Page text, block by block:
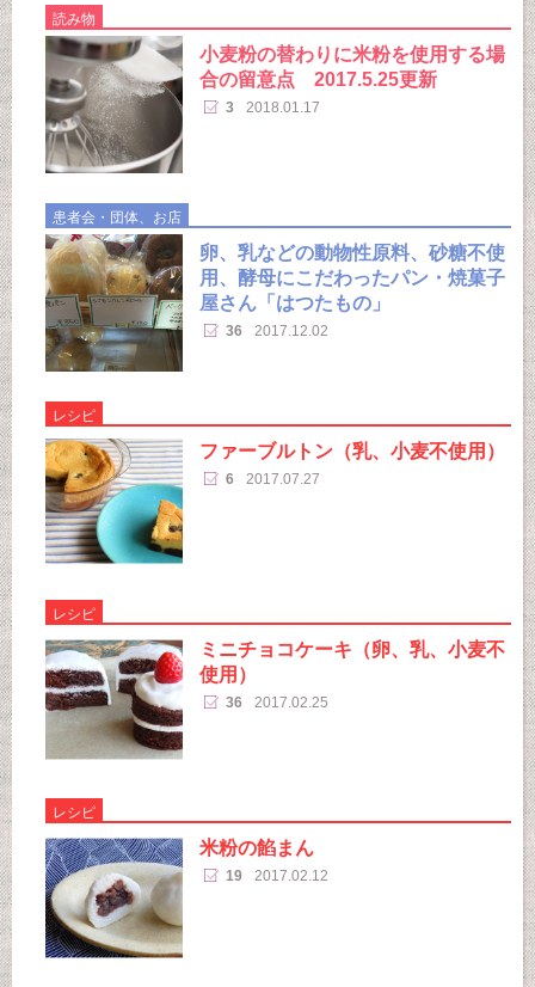
読み物
小麦粉の替わりに米粉を使用する場
合の留意点 2017.5.25更新
3 2018.01.17
患者会・団体、お店
卵、乳などの動物性原料、砂糖不使
用、酵母にこだわったパン・焼菓子
屋さん「はつたもの」
36 2017.12.02
レシピ
ファーブルトン（乳、小麦不使用）
6 2017.07.27
レシピ
ミニチョコケーキ（卵、乳、小麦不
使用）
36 2017.02.25
レシピ
米粉の餡まん
19 2017.02.12